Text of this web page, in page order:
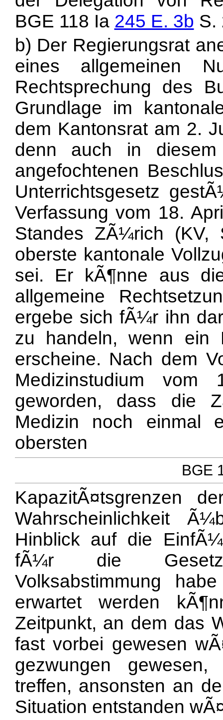
BGE 118 Ia 245 E. 3b S.
b) Der Regierungsrat
eines allgemeinen
Rechtsprechung des
Grundlage im
dem Kantonsrat am 2.
denn auch in
angefochtenen
Unterrichtsgesetz
Verfassung vom 18.
Standes ZÃ¼rich (KV,
oberste kantonale
sei. Er kÃ¶nne aus
allgemeine
ergebe sich fÃ¼r ihn
zu handeln, wenn ein
erscheine. Nach dem
Medizinstudium
geworden, dass die
Medizin noch einmal
obersten
BGE
KapazitÃ¤tsgrenzen
Wahrscheinlichkeit
Hinblick auf die
fÃ¼r die
Volksabstimmung
erwartet werden
Zeitpunkt, an dem das
fast vorbei gewesen
gezwungen
treffen, ansonsten an
Situation entstanden